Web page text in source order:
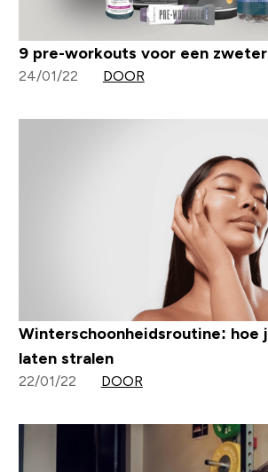
9 pre-workouts voor een
24/01/22 DOOR
Winterschoonheidsroutine: hoe
laten stralen
22/01/22 DOOR